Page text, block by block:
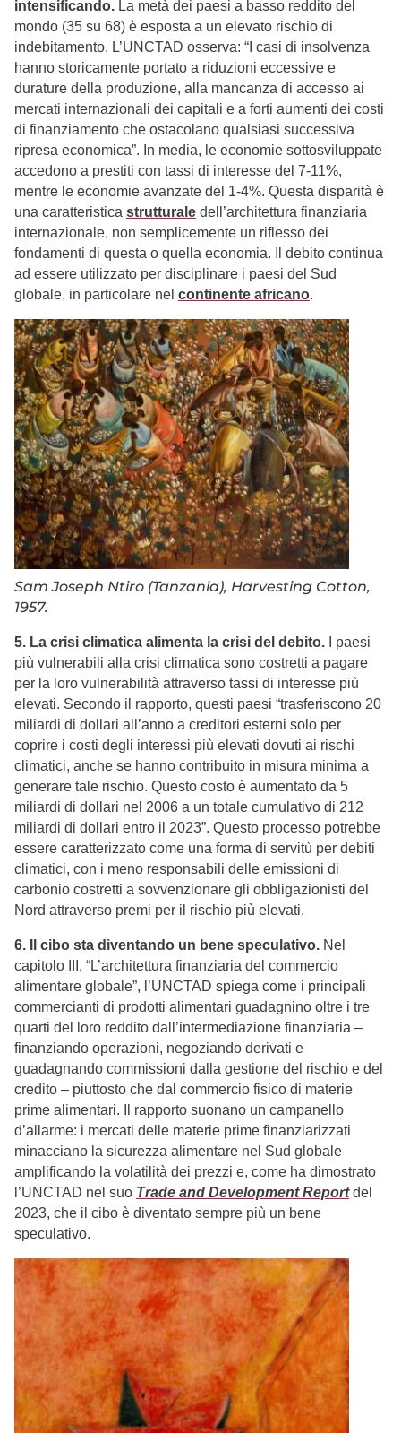
intensificando. La metà dei paesi a basso reddito del
mondo (35 su 68) è esposta a un elevato rischio di
indebitamento. L’UNCTAD osserva: “I casi di insolvenza
hanno storicamente portato a riduzioni eccessive e
durature della produzione, alla mancanza di accesso ai
mercati internazionali dei capitali e a forti aumenti dei costi
di finanziamento che ostacolano qualsiasi successiva
ripresa economica”. In media, le economie sottosviluppate
accedono a prestiti con tassi di interesse del 7-11%,
mentre le economie avanzate del 1-4%. Questa disparità è
una caratteristica strutturale dell’architettura finanziaria
internazionale, non semplicemente un riflesso dei
fondamenti di questa o quella economia. Il debito continua
ad essere utilizzato per disciplinare i paesi del Sud
globale, in particolare nel continente africano.
Sam Joseph Ntiro (Tanzania), Harvesting Cotton,
1957.
5. La crisi climatica alimenta la crisi del debito. I paesi
più vulnerabili alla crisi climatica sono costretti a pagare
per la loro vulnerabilità attraverso tassi di interesse più
elevati. Secondo il rapporto, questi paesi “trasferiscono 20
miliardi di dollari all’anno a creditori esterni solo per
coprire i costi degli interessi più elevati dovuti ai rischi
climatici, anche se hanno contribuito in misura minima a
generare tale rischio. Questo costo è aumentato da 5
miliardi di dollari nel 2006 a un totale cumulativo di 212
miliardi di dollari entro il 2023”. Questo processo potrebbe
essere caratterizzato come una forma di servitù per debiti
climatici, con i meno responsabili delle emissioni di
carbonio costretti a sovvenzionare gli obbligazionisti del
Nord attraverso premi per il rischio più elevati.
6. Il cibo sta diventando un bene speculativo. Nel
capitolo III, “L’architettura finanziaria del commercio
alimentare globale”, l’UNCTAD spiega come i principali
commercianti di prodotti alimentari guadagnino oltre i tre
quarti del loro reddito dall’intermediazione finanziaria –
finanziando operazioni, negoziando derivati e
guadagnando commissioni dalla gestione del rischio e del
credito – piuttosto che dal commercio fisico di materie
prime alimentari. Il rapporto suonano un campanello
d’allarme: i mercati delle materie prime finanziarizzati
minacciano la sicurezza alimentare nel Sud globale
amplificando la volatilità dei prezzi e, come ha dimostrato
l’UNCTAD nel suo Trade and Development Reportdel
2023, che il cibo è diventato sempre più un bene
speculativo.